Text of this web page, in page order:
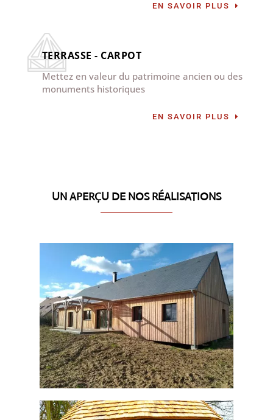
EN SAVOIR PLUS
TERRASSE - CARPOT
Mettez en valeur du patrimoine ancien ou des
monuments historiques
EN SAVOIR PLUS
UN APERÇU DE NOS RÉALISATIONS